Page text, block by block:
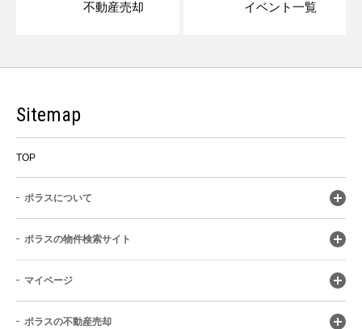
不動産売却
イベント一覧
Sitemap
TOP
ポラスについて
ポラスの物件検索サイト
マイページ
ポラスの不動産売却